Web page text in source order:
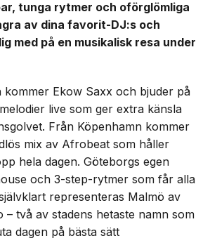
tunga rytmer och oförglömliga
av dina favorit-DJ:s och
med på en musikalisk resa under
kommer Ekow Saxx och bjuder på
live som ger extra känsla
Från Köpenhamn kommer
mix av Afrobeat som håller
hela dagen. Göteborgs egen
och 3-step-rytmer som får alla
representeras Malmö av
– två av stadens hetaste namn som
dagen på bästa sätt